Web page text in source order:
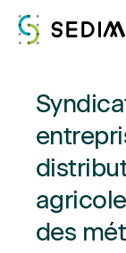
Nous connaître
Actualités
Assistance et
Formations
des